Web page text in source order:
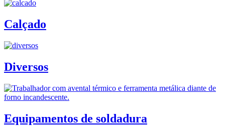
Calçado
Diversos
Equipamentos de soldadura